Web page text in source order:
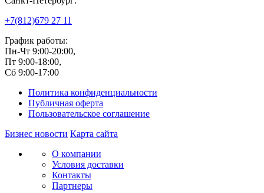
+7(812)679 27 11
График работы:
Пн-Чт 9:00-20:00,
Пт 9:00-18:00,
Сб 9:00-17:00
Политика конфиденциальности
Публичная оферта
Пользовательское соглашение
Бизнес новости Карта сайта
О компании
Условия доставки
Контакты
Партнеры